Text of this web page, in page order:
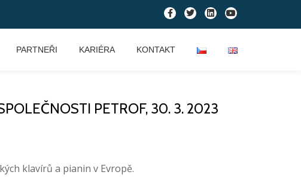
PARTNEŘI KARIÉRA KONTAKT
PETROF, 30. 3. 2023
klavírů a pianin v Evropě.